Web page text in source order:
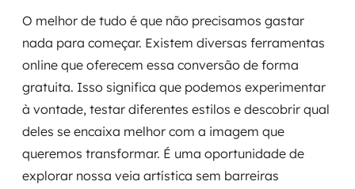
O melhor de tudo é que não precisamos gastar
nada para começar. Existem diversas ferramentas
online que oferecem essa conversão de forma
gratuita. Isso significa que podemos experimentar
à vontade, testar diferentes estilos e descobrir qual
deles se encaixa melhor com a imagem que
queremos transformar. É uma oportunidade de
explorar nossa veia artística sem barreiras